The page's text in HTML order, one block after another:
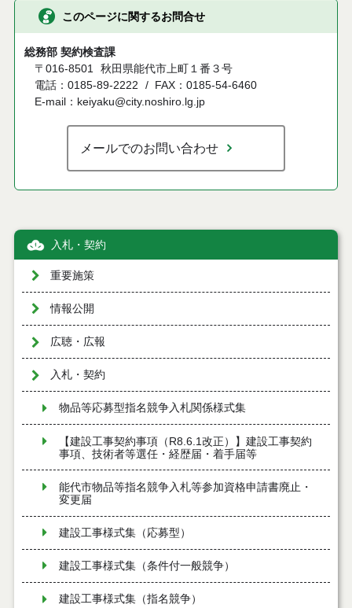
このページに関するお問合せ
総務部 契約検査課
〒016-8501 秋田県能代市上町１番３号
電話：0185-89-2222
FAX：0185-54-6460
E-mail：keiyaku@city.noshiro.lg.jp
メールでのお問い合わせ
入札・契約
重要施策
情報公開
広聴・広報
入札・契約
物品等応募型指名競争入札関係様式集
【建設工事契約事項（R8.6.1改正）】建設工事契約
事項、技術者等選任・経歴届・着手届等
能代市物品等指名競争入札等参加資格申請書廃止・
変更届
建設工事様式集（応募型）
建設工事様式集（条件付一般競争）
建設工事様式集（指名競争）